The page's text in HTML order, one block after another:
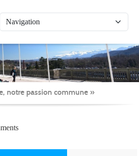
notre passion commune »